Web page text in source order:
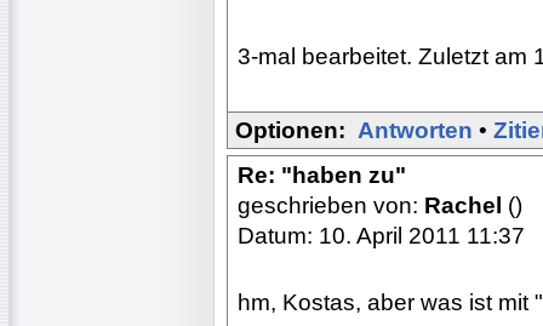
3-mal bearbeitet. Zuletzt am
Optionen: Antworten •
Re: "haben zu"
geschrieben von: Rachel ()
Datum: 10. April 2011 11:37
hm, Kostas, aber was ist mit